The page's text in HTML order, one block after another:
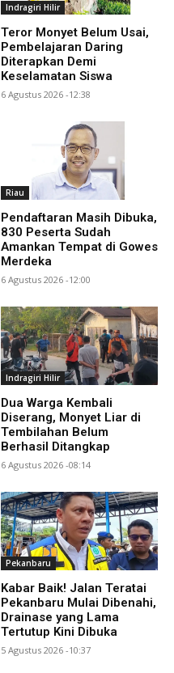
Indragiri Hilir
Teror Monyet Belum Usai,
Pembelajaran Daring
Diterapkan Demi
Keselamatan Siswa
6 Agustus 2026 -12:38
Riau
Pendaftaran Masih Dibuka,
830 Peserta Sudah
Amankan Tempat di Gowes
Merdeka
6 Agustus 2026 -12:00
Indragiri Hilir
Dua Warga Kembali
Diserang, Monyet Liar di
Tembilahan Belum
Berhasil Ditangkap
6 Agustus 2026 -08:14
Pekanbaru
Kabar Baik! Jalan Teratai
Pekanbaru Mulai Dibenahi,
Drainase yang Lama
Tertutup Kini Dibuka
5 Agustus 2026 -10:37